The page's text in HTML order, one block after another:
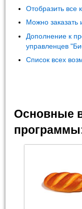
Отобразить все
Можно заказать
Дополнение к
управленцев
Список всех
Основные